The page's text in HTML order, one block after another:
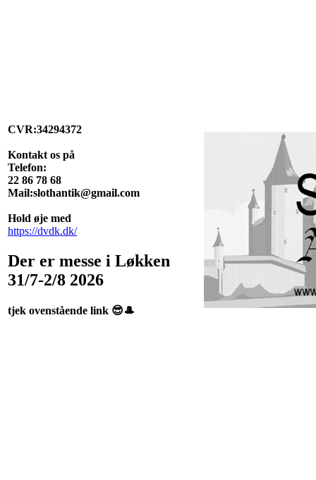
CVR:34294372
Kontakt os på
Telefon:
22 86 78 68
Mail:slothantik@gmail.com
Hold øje med
https://dvdk.dk/
Der er messe i Løkken
31/7-2/8 2026
tjek ovenstående link 😎🎩